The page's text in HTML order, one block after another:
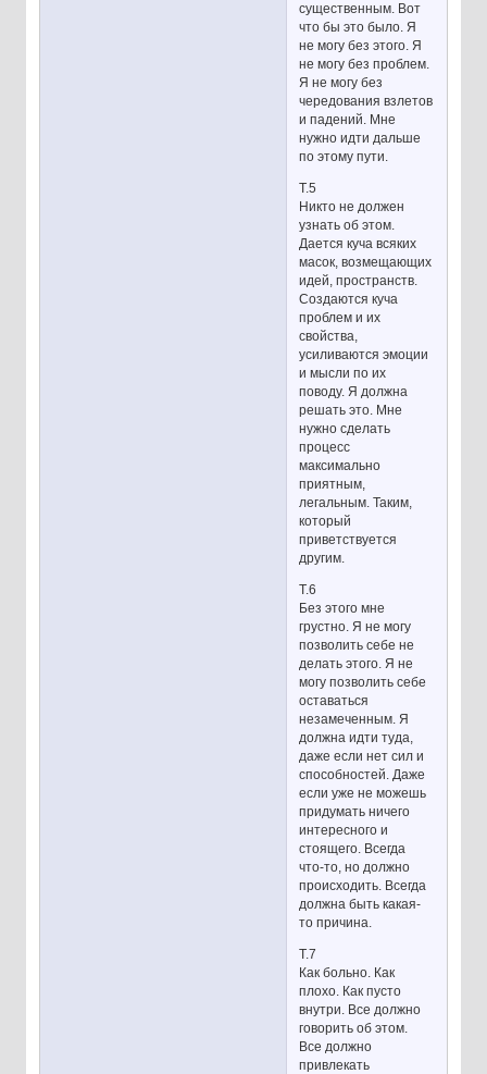
существенным. Вот
что бы это было. Я
не могу без этого. Я
не могу без проблем.
Я не могу без
чередования взлетов
и падений. Мне
нужно идти дальше
по этому пути.
Т.5
Никто не должен
узнать об этом.
Дается куча всяких
масок, возмещающих
идей, пространств.
Создаются куча
проблем и их
свойства,
усиливаются эмоции
и мысли по их
поводу. Я должна
решать это. Мне
нужно сделать
процесс
максимально
приятным,
легальным. Таким,
который
приветствуется
другим.
Т.6
Без этого мне
грустно. Я не могу
позволить себе не
делать этого. Я не
могу позволить себе
оставаться
незамеченным. Я
должна идти туда,
даже если нет сил и
способностей. Даже
если уже не можешь
придумать ничего
интересного и
стоящего. Всегда
что-то, но должно
происходить. Всегда
должна быть какая-
то причина.
Т.7
Как больно. Как
плохо. Как пусто
внутри. Все должно
говорить об этом.
Все должно
привлекать